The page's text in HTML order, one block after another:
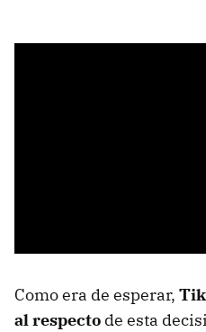
Como era de esperar,
al respecto de esta